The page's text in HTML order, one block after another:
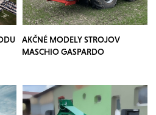
AKČNÉ MODELY STROJOV
MASCHIO GASPARDO